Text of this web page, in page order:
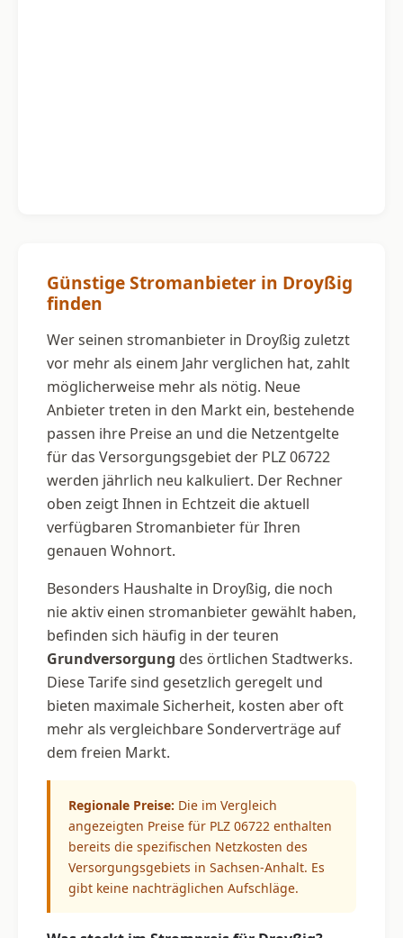
Günstige Stromanbieter in Droyßig
finden
Wer seinen stromanbieter in Droyßig zuletzt
vor mehr als einem Jahr verglichen hat, zahlt
möglicherweise mehr als nötig. Neue
Anbieter treten in den Markt ein, bestehende
passen ihre Preise an und die Netzentgelte
für das Versorgungsgebiet der PLZ 06722
werden jährlich neu kalkuliert. Der Rechner
oben zeigt Ihnen in Echtzeit die aktuell
verfügbaren Stromanbieter für Ihren
genauen Wohnort.
Besonders Haushalte in Droyßig, die noch
nie aktiv einen stromanbieter gewählt haben,
befinden sich häufig in der teuren
Grundversorgung des örtlichen Stadtwerks.
Diese Tarife sind gesetzlich geregelt und
bieten maximale Sicherheit, kosten aber oft
mehr als vergleichbare Sonderverträge auf
dem freien Markt.
Regionale Preise: Die im Vergleich
angezeigten Preise für PLZ 06722 enthalten
bereits die spezifischen Netzkosten des
Versorgungsgebiets in Sachsen-Anhalt. Es
gibt keine nachträglichen Aufschläge.